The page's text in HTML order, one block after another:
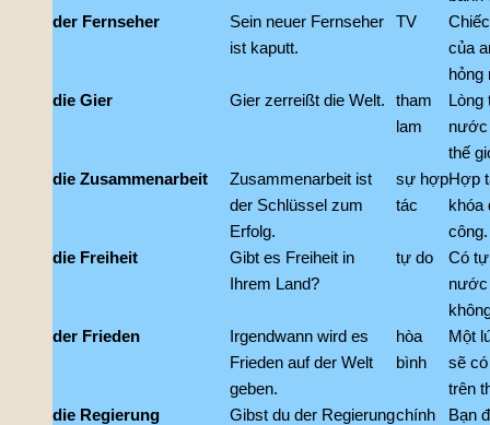
der Fernseher
Sein neuer Fernseher
ist kaputt.
TV
của
hỏng
die Gier
Gier zerreißt die Welt.
tham
lam
Lòng
nước
thế
die Zusammenarbeit
Zusammenarbeit ist
der Schlüssel zum
Erfolg.
sự hợp
tác
Hợp
khóa
công.
die Freiheit
Gibt es Freiheit in
Ihrem Land?
tự do
Có
nước
der Frieden
Irgendwann wird es
Frieden auf der Welt
geben.
hòa
bình
Một
sẽ
trên
die Regierung
Gibst du der Regierungchính
Bạn